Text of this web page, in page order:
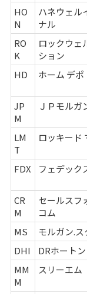
HO
N
ハネウェル
ナル
RO
K
ロックウ
ション
HD ホーム デポ
JP
M
ＪＰモルガ
LM
T
ロッキード
FDX フェデック
CR
M
セールスフ
コム
MS
モルガン.ス
DHI
DRホートン
MM
M
スリーエム